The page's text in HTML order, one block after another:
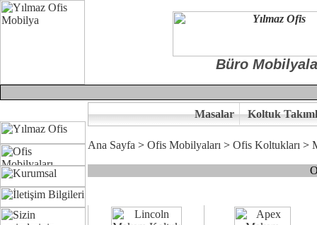
Büro
Masalar Koltuk
Ana Sayfa > Ofis Mobilyaları > Ofis Koltukları >